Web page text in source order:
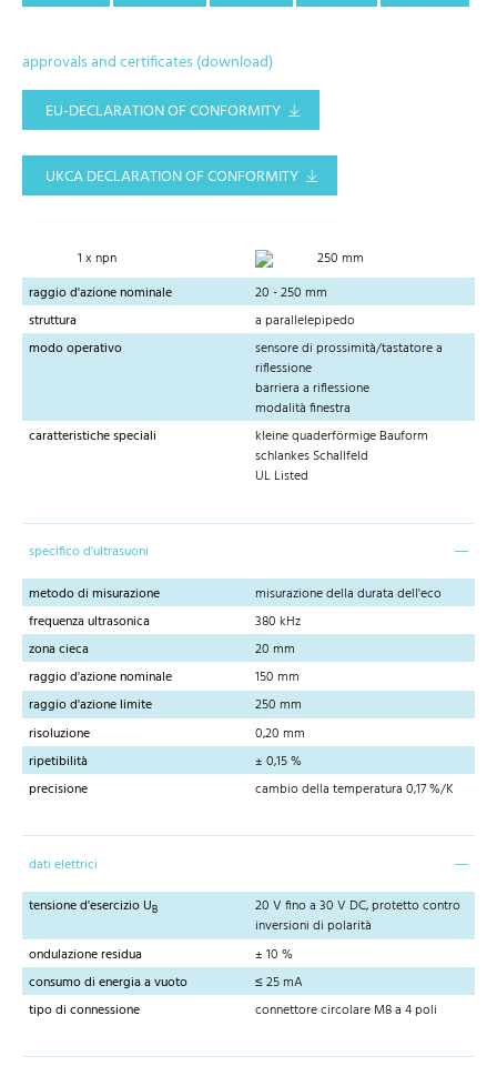
approvals and certificates (download)
EU-DECLARATION OF CONFORMITY
UKCA DECLARATION OF CONFORMITY
1 x npn
250 mm
raggio d'azione nominale
20 - 250 mm
struttura
a parallelepipedo
modo operativo
sensore di prossimità/tastatore a
riflessione
barriera a riflessione
modalità finestra
caratteristiche speciali
kleine quaderförmige Bauform
schlankes Schallfeld
UL Listed
specifico d'ultrasuoni
metodo di misurazione
misurazione della durata dell'eco
frequenza ultrasonica
380 kHz
zona cieca
20 mm
raggio d'azione nominale
150 mm
raggio d'azione limite
250 mm
risoluzione
0,20 mm
ripetibilità
± 0,15 %
precisione
cambio della temperatura 0,17 %/K
dati elettrici
tensione d'esercizio UB
20 V fino a 30 V DC, protetto contro
inversioni di polarità
ondulazione residua
± 10 %
consumo di energia a vuoto
≤ 25 mA
tipo di connessione
connettore circolare M8 a 4 poli